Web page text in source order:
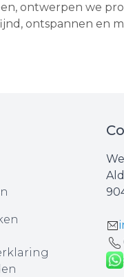
ontwerpen we
ontspannen en